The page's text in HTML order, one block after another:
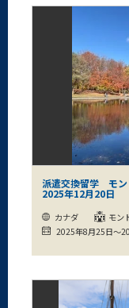
派遣交換留学 モ
2025年12月20日
カナダ
モン
2025年8月25日～